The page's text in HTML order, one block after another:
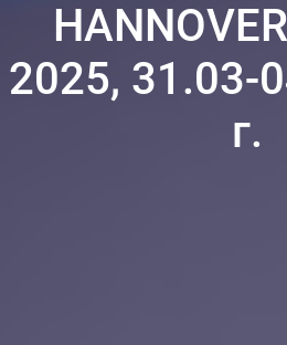
2025, 31.03-
г.